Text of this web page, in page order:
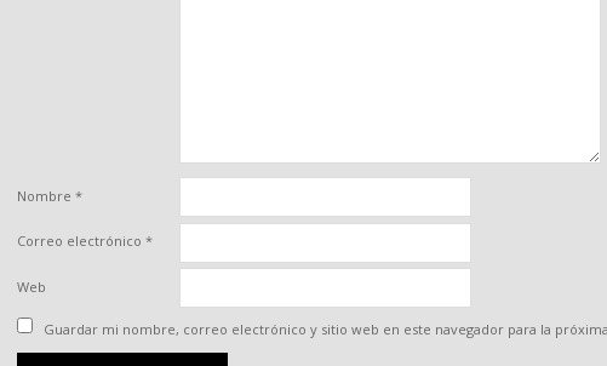
Nombre *
Correo electrónico *
Web
Guardar mi nombre, correo electrónico y sitio web en este navegador para la